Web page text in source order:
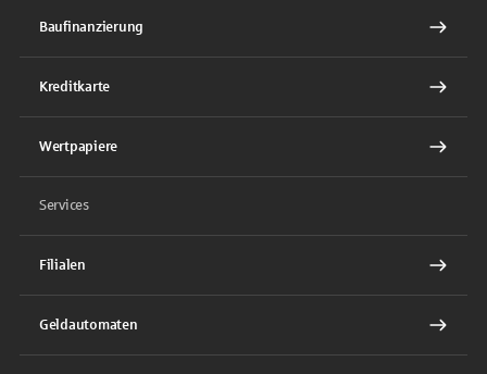
Baufinanzierung
Kreditkarte
Wertpapiere
Services
Filialen
Geldautomaten